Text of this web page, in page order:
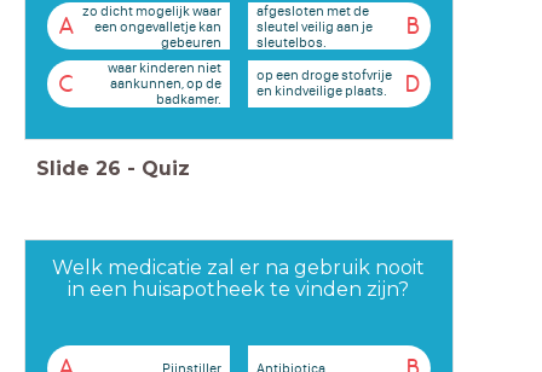
A
zo dicht mogelijk waar
een ongevalletje kan
gebeuren
B
afgesloten met de
sleutel veilig aan je
sleutelbos.
C
waar kinderen niet
aankunnen, op de
badkamer.
D
op een droge stofvrije
en kindveilige plaats.
Slide 26 - Quiz
Welk medicatie zal er na gebruik nooit
in een huisapotheek te vinden zijn?
Pijnstiller Antibiotica